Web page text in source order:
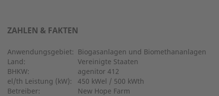
ZAHLEN & FAKTEN
Anwendungsgebiet: Biogasanlagen und Biomethananlagen
Land:
Vereinigte Staaten
BHKW:
agenitor 412
el/th Leistung (kW):
450 kWel / 500 kWth
Betreiber:
New Hope Farm